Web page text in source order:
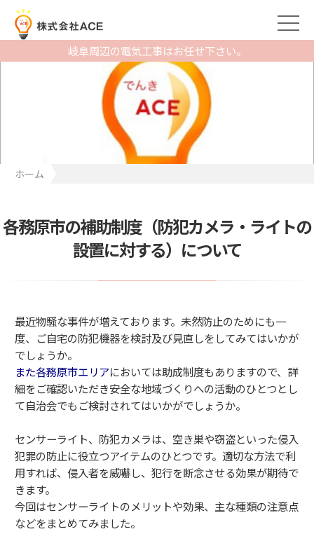
岐阜周辺の電気工事はお任せ下さい。
ホーム
各務原市の補助制度（防犯カメラ・ライトの
設置に対する）について
最近物騒な事件が増えております。未然防止のためにも一
度、ご自宅の防犯機器を検討及び見直しをしてみてはいかが
でしょうか。
また各務原市エリアにおいては助成制度もありますので、詳
細をご確認いただき安全な地域づくりへの活動のひとつとし
て自治会でもご検討されてはいかがでしょうか。
センサーライト、防犯カメラは、空き巣や窃盗といった侵入
犯罪の防止に役立つアイテムのひとつです。適切な方法で利
用すれば、侵入者を威嚇し、犯行を断念させる効果が期待で
きます。
今回はセンサーライトのメリットや効果、主な種類の注意点
などをまとめてみました。